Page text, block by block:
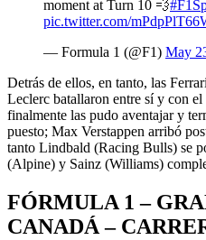
moment at Turn 10 💨
pic.twitter.com/
— Formula 1 (@F1) May
Detrás de ellos, en tanto, las
Leclerc batallaron entre sí y con
finalmente las pudo aventajar y
puesto; Max Verstappen arribó
tanto Lindbald (Racing Bulls) se
(Alpine) y Sainz (Williams)
FÓRMULA 1 –
CANADÁ –